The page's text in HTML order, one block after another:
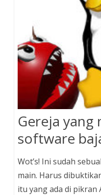
Gereja yang
software
Wot’s! Ini sudah
main. Harus
itu yang ada di pikran